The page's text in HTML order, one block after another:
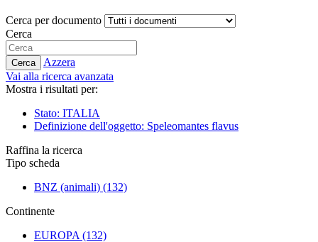
Cerca per documento
Cerca
Cerca
Azzera
Vai alla ricerca avanzata
Mostra i risultati per:
Stato: ITALIA
Definizione dell'oggetto: Speleomantes flavus
Raffina la ricerca
Tipo scheda
BNZ (animali) (132)
Continente
EUROPA (132)